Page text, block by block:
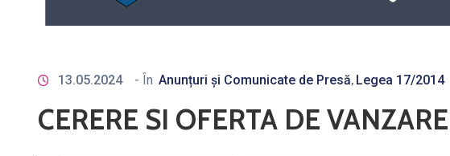
13.05.2024 - În Anunțuri și Comunicate de Presă‚ Legea 17/2014
CERERE SI OFERTA DE